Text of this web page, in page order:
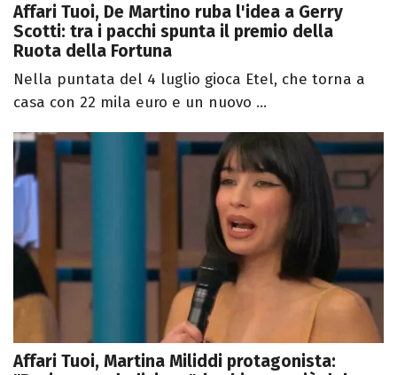
Affari Tuoi, De Martino ruba l'idea a Gerry
Scotti: tra i pacchi spunta il premio della
Ruota della Fortuna
Nella puntata del 4 luglio gioca Etel, che torna a
casa con 22 mila euro e un nuovo ...
Affari Tuoi, Martina Miliddi protagonista: